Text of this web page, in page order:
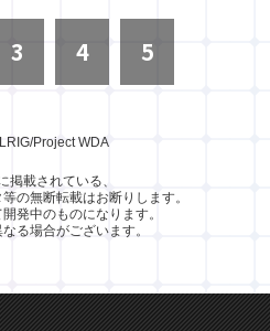
3 4 5
Project WDA
掲載されている、
の無断転載はお断りします。
発中のものになります。
る場合がございます。